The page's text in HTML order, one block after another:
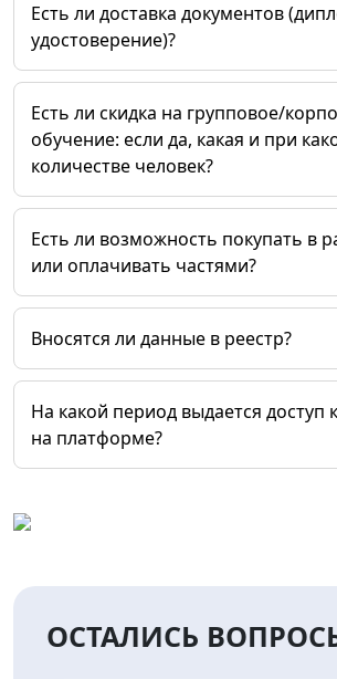
Есть ли доставка документов
удостоверение)?
Есть ли скидка на групповое/
обучение: если да, какая и при
количестве человек?
Есть ли возможность покупать в
или оплачивать частями?
Вносятся ли данные в реестр?
На какой период выдается доступ
на платформе?
ОСТАЛИСЬ